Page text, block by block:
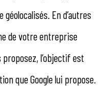
En d’autres
de votre entreprise
l’objectif est
que Google lui propose.